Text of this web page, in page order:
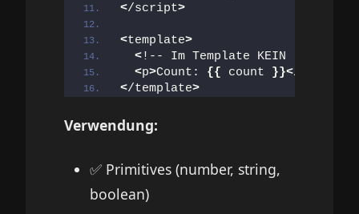
</script>
<template>
<!-- Im Template KEIN .value!
<p>Count: {{ count }}</p
</template>
Verwendung:
✅ Primitives (number, string,
boolean)